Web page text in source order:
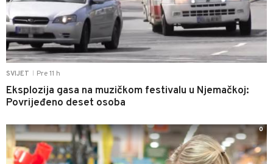
SVIJET Pre 11 h
Eksplozija gasa na muzičkom festivalu u Njemačkoj:
Povrijeđeno deset osoba
0